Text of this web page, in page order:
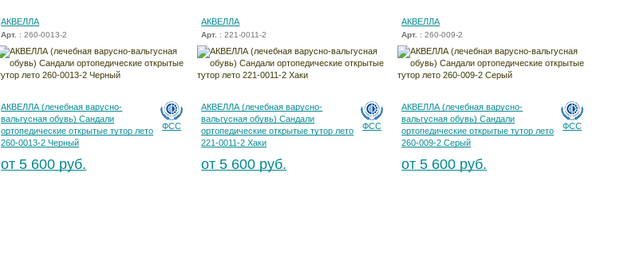
АКВЕЛЛА
Арт. : 260-0013-2
ФСС
АКВЕЛЛА (лечебная варусно-
вальгусная обувь) Сандали
ортопедические открытые тутор лето
260-0013-2 Черный
от 5 600 руб.
АКВЕЛЛА
Арт. : 221-0011-2
ФСС
АКВЕЛЛА (лечебная варусно-
вальгусная обувь) Сандали
ортопедические открытые тутор лето
221-0011-2 Хаки
от 5 600 руб.
АКВЕЛЛА
Арт. : 260-009-2
ФСС
АКВЕЛЛА (лечебная варусно-
вальгусная обувь) Сандали
ортопедические открытые тутор лето
260-009-2 Серый
от 5 600 руб.